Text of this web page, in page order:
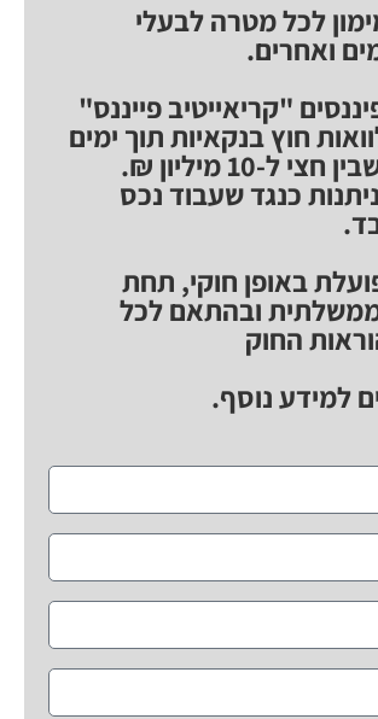
לכל מטרה לבעלי
ואחרים.
"קריאייטיב פייננס"
חוץ בנקאיות תוך ימים
ובסכומים שבין חצי ל-10 מיליון ₪.
כנגד שעבוד נכס
באופן חוקי, תחת
ממשלתית ובהתאם לכל
החוק
למידע נוסף.